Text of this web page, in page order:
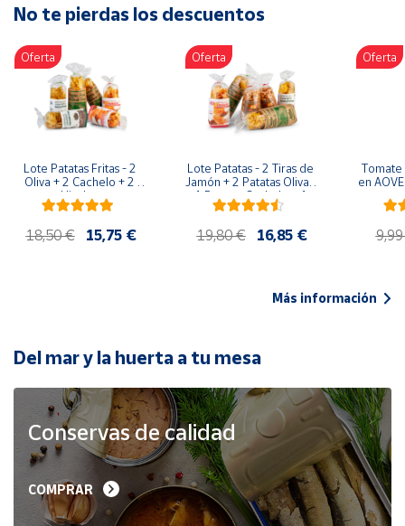
Artesanía
Oficina y
Papelería
Para Canarias,
Ceuta y Melilla
populares
Bono
Cultural
de Correos
Market
Productos
Solidarios
Ayuda
No te pierdas los descuentos
Oferta
Lote Patatas Fritas - 2
Oliva + 2 Cachelo + 2
Hierbas
18,50 € 15,75 €
Oferta
Lote Patatas - 2 Tiras de
Jamón + 2 Patatas Oliva +
1 Patatas Cachelo + 1
Patatas Hierbas
19,80 € 16,85 €
Oferta
en
Más información
Del mar y la huerta a tu mesa
Conservas de calidad
COMPRAR